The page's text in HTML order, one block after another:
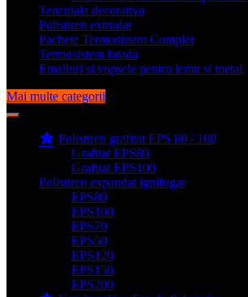
Tencuiala decorativa
Polistiren extrudat
Pachete Termosistem Complet
Termosistem fatada
Emailuri si vopsele pentru lemn si metal
Mai multe categorii
Polistiren grafitat EPS 80 / 100
Grafitat EPS80
Grafitat EPS100
Polistiren expandat ignifugat
EPS80
EPS100
EPS70
EPS50
EPS120
EPS150
EPS200